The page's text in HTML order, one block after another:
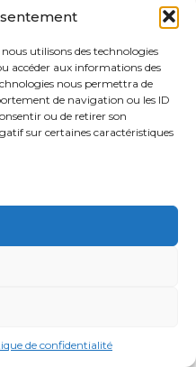
utilisons des technologies
accéder aux informations des
nous permettra de
de navigation ou les ID
ou de retirer son
sur certaines caractéristiques
de confidentialité
Lyon